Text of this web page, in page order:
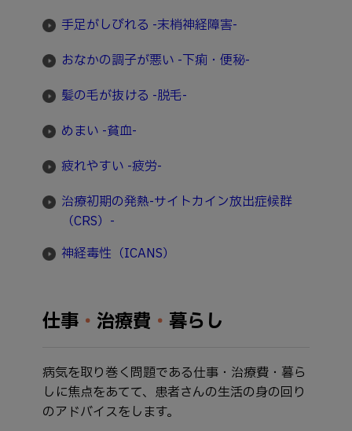
手足がしびれる -末梢神経障害-
おなかの調子が悪い -下痢・便秘-
髪の毛が抜ける -脱毛-
めまい -貧血-
疲れやすい -疲労-
治療初期の発熱-サイトカイン放出症候群
（CRS）-
神経毒性（ICANS）
仕事 ・ 治療費 ・ 暮らし
病気を取り巻く問題である仕事・治療費・暮ら
しに焦点をあてて、患者さんの生活の身の回り
のアドバイスをします。